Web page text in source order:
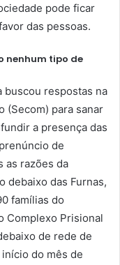
pode ficar
das pessoas.
nenhum tipo de
buscou respostas na
(Secom) para sanar
a presença das
de
as razões da
debaixo das Furnas,
famílias do
Complexo Prisional
de rede de
do mês de